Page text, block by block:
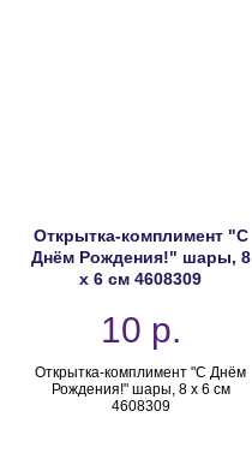
Открытка-комплимент "С
Днём Рождения!" шары, 8
х 6 см 4608309
10 р.
Открытка-комплимент "С Днём
Рождения!" шары, 8 х 6 см
4608309